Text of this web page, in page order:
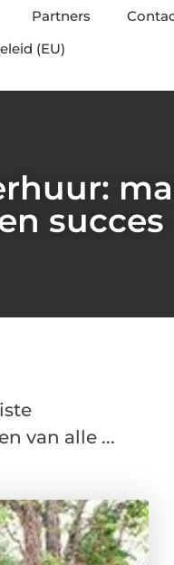
Partners
(EU)
succes
van alle ...